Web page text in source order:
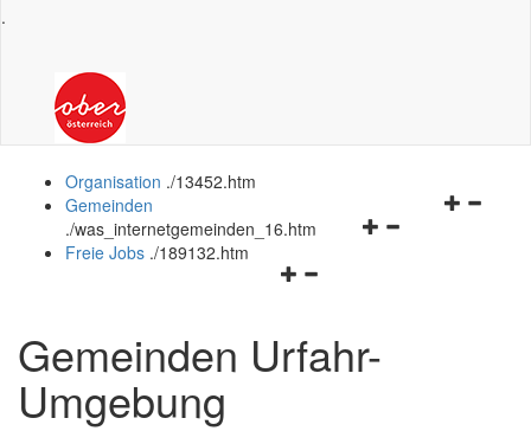
.
Organisation ./13452.htm
Navigationsmenü
Gemeinden
./was_internetgemeinden_16.htm
Navigationsmenü
schließen
Freie Jobs ./189132.htm
Gemeinden Urfahr-
Umgebung